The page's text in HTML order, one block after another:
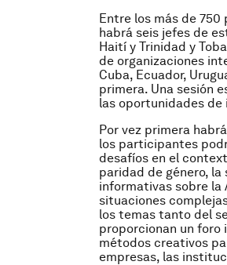
Entre los más de
habrá seis jefes de
Haití y Trinidad y
de organizaciones
Cuba, Ecuador,
primera. Una sesión
las oportunidades de
Por vez primera
los participantes
desafíos en el
paridad de género, la
informativas sobre la
situaciones
los temas tanto del
proporcionan un
métodos creativos
empresas, las